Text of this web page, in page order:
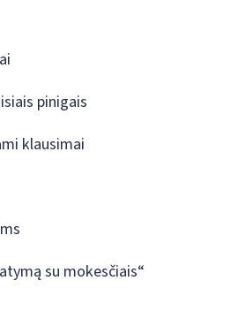
pinigais
klausimai
su mokesčiais“